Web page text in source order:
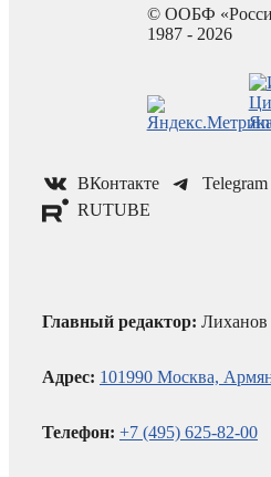
© ООБФ
1987 - 2026
ВКонтакте Telegram
RUTUBE
Главный редактор:
Адрес: 101990 Москва,
Телефон: +7 (495) 625-82-00